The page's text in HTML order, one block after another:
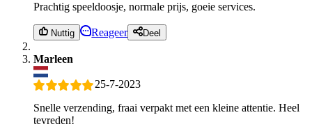
Prachtig speeldoosje, normale prijs, goeie services.
Nuttig Reageer Deel
Marleen
25-7-2023
Snelle verzending, fraai verpakt met een kleine attentie. Heel
tevreden!